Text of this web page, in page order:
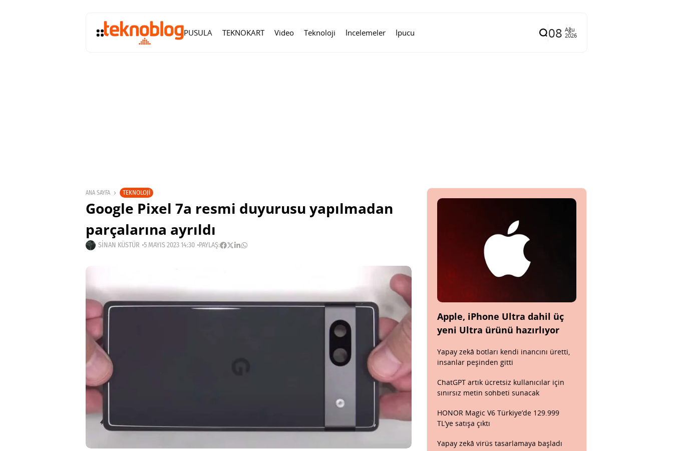
PUSULA TEKNOKART Video Teknoloji İncelemeler İpucu 08 Ağu
2026
ANA SAYFA TEKNOLOJI
Google Pixel 7a resmi duyurusu yapılmadan
parçalarına ayrıldı
SINAN KÜSTÜR 5 MAYIS 2023 14:30 PAYLAŞ:
Apple, iPhone Ultra dahil üç
yeni Ultra ürünü hazırlıyor
Yapay zekâ botları kendi inancını üretti,
insanlar peşinden gitti
ChatGPT artık ücretsiz kullanıcılar için
sınırsız metin sohbeti sunacak
HONOR Magic V6 Türkiye’de 129.999
TL’ye satışa çıktı
Yapay zekâ virüs tasarlamaya başladı